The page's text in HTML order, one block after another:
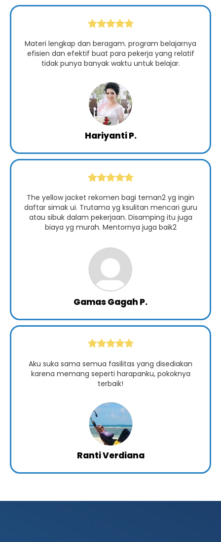
Materi lengkap dan beragam. program belajarnya
efisien dan efektif buat para pekerja yang relatif
tidak punya banyak waktu untuk belajar.
Hariyanti P.
The yellow jacket rekomen bagi teman2 yg ingin
daftar simak ui. Trutama yg ksulitan mencari guru
atau sibuk dalam pekerjaan. Disamping itu juga
biaya yg murah. Mentornya juga baik2
Gamas Gagah P.
Aku suka sama semua fasilitas yang disediakan
karena memang seperti harapanku, pokoknya
terbaik!
Ranti Verdiana